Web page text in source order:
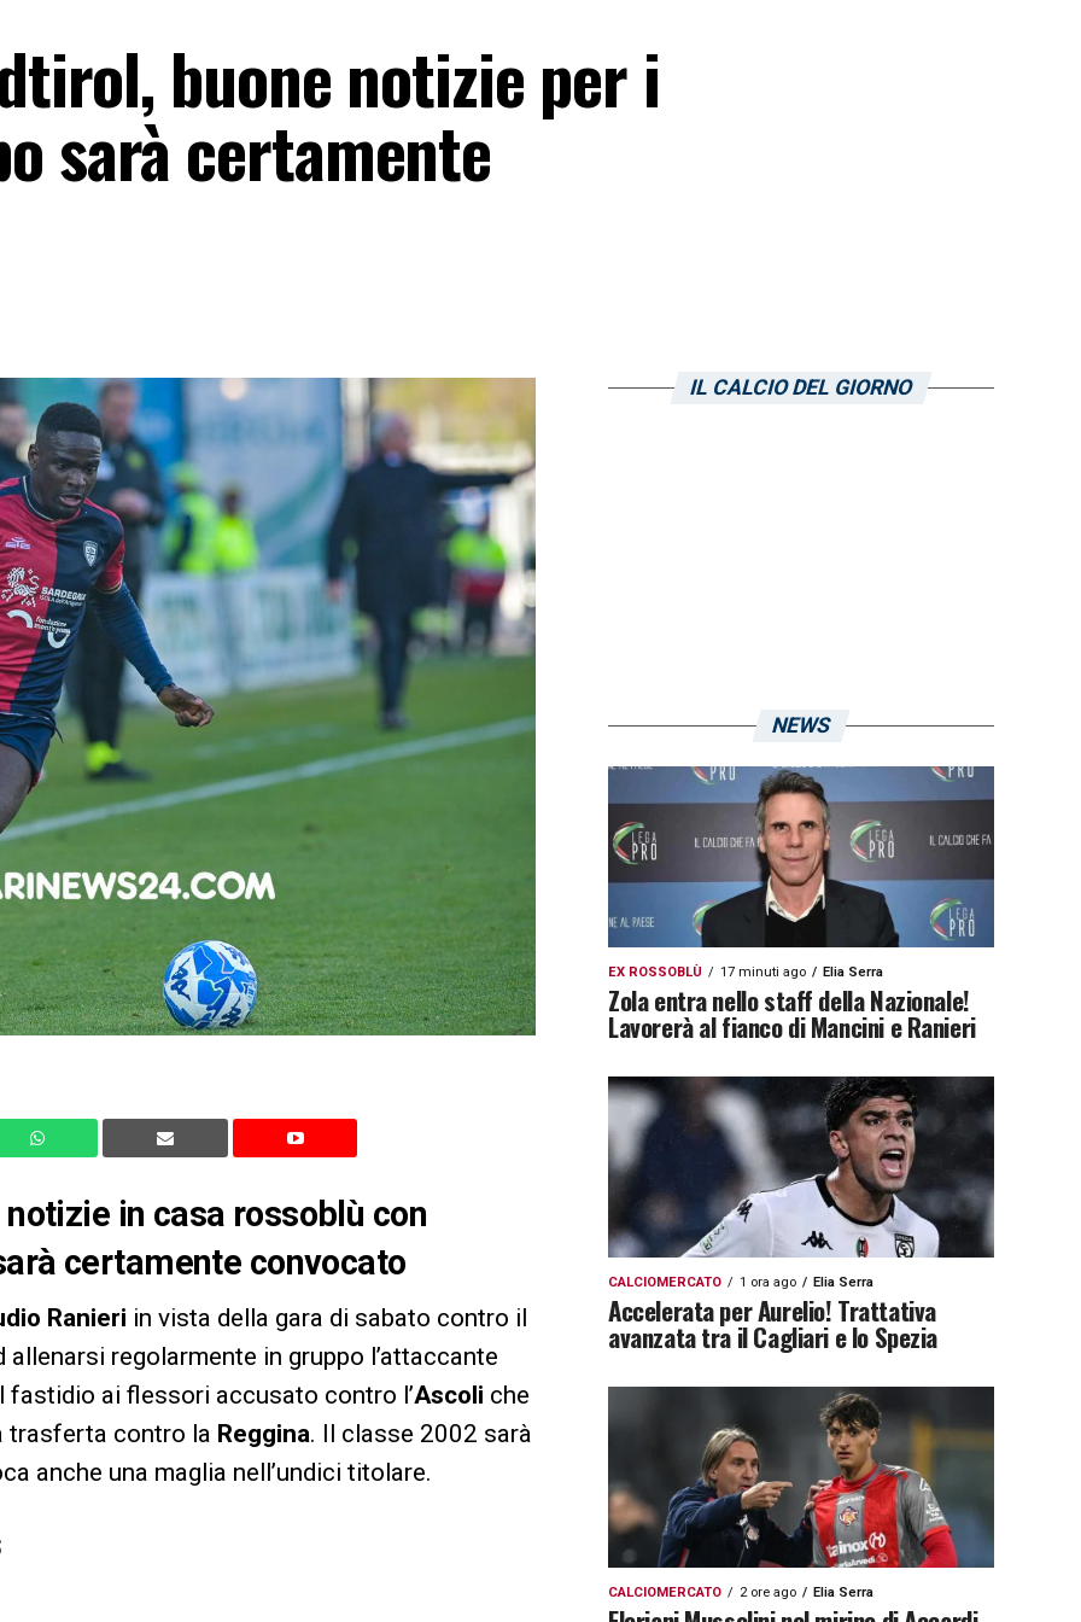
buone notizie per i
sarà certamente
in casa rossoblù con
certamente convocato
Ranieri in vista della gara di sabato contro il
regolarmente in gruppo l’attaccante
ai flessori accusato contro l’Ascoli che
trasferta contro la Reggina. Il classe 2002 sarà
anche una maglia nell’undici titolare.
IL CALCIO DEL GIORNO
NEWS
EX ROSSOBLÙ 17 minuti ago Elia Serra
Zola entra nello staff della Nazionale!
Lavorerà al fianco di Mancini e Ranieri
CALCIOMERCATO 1 ora ago Elia Serra
Accelerata per Aurelio! Trattativa
avanzata tra il Cagliari e lo Spezia
CALCIOMERCATO 2 ore ago Elia Serra